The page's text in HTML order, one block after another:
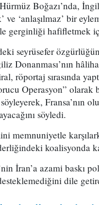
Boğazı’nda,
ve ‘anlaşılmaz’ bir
gerginliği hafifletmek
seyrüsefer
Donanması’nın
röportaj sırasında
Operasyon”
Fransa’nın
söyledi.
memnuniyetle
koalisyonda
İran’a azami baskı
dile